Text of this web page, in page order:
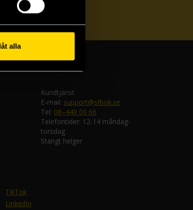
alla
Kundtjänst
E-mail: support@sfbok.se
Tel: 08–440 00 66
Telefontider: 12-14 måndag-
torsdag
Stängt helger
TikTok
LinkedIn